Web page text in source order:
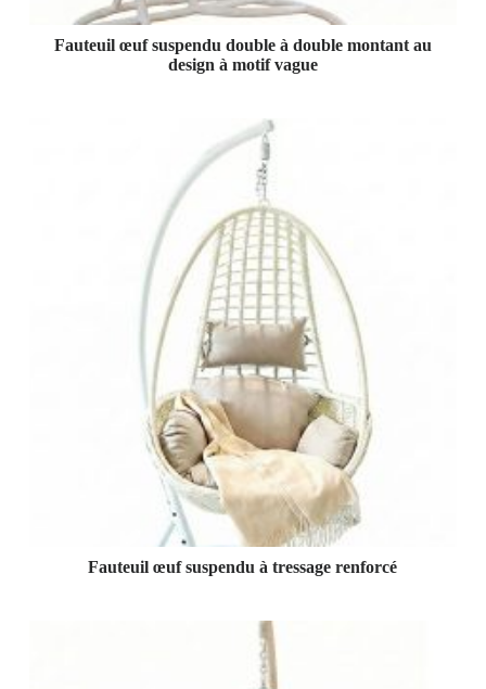
Fauteuil œuf suspendu double à double montant au
design à motif vague
Fauteuil œuf suspendu à tressage renforcé